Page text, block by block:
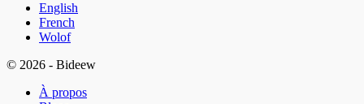
English
French
Wolof
© 2026 - Bideew
À propos